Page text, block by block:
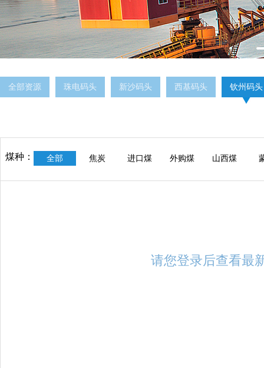
全部资源 珠电码头 新沙码头 西基码头 钦州码头
煤种： 全部 焦炭 进口煤 外购煤 山西煤
请您登录后查看最